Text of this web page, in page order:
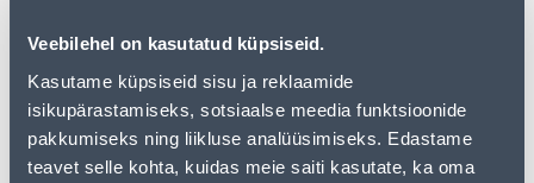
Veebilehel on kasutatud küpsiseid.
Kasutame küpsiseid sisu ja reklaamide
isikupärastamiseks, sotsiaalse meedia funktsioonide
pakkumiseks ning liikluse analüüsimiseks. Edastame
teavet selle kohta, kuidas meie saiti kasutate, ka oma
Teie ostlemisrõõm ei pea aga siin lõppema - oma
uurimistööd saate jätkata, naastes
kasutades meie võimsat otsingufunktsiooni, et leida
veelgi meelepärasemad valikuid. Head ostlemist!